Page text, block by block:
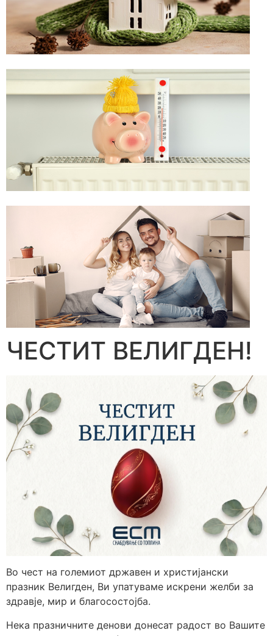
ЧЕСТИТ ВЕЛИГДЕН!
Во чест на големиот државен и христијански
празник Велигден, Ви упатуваме искрени желби за
здравје, мир и благосостојба.
Нека празничните денови донесат радост во Вашите